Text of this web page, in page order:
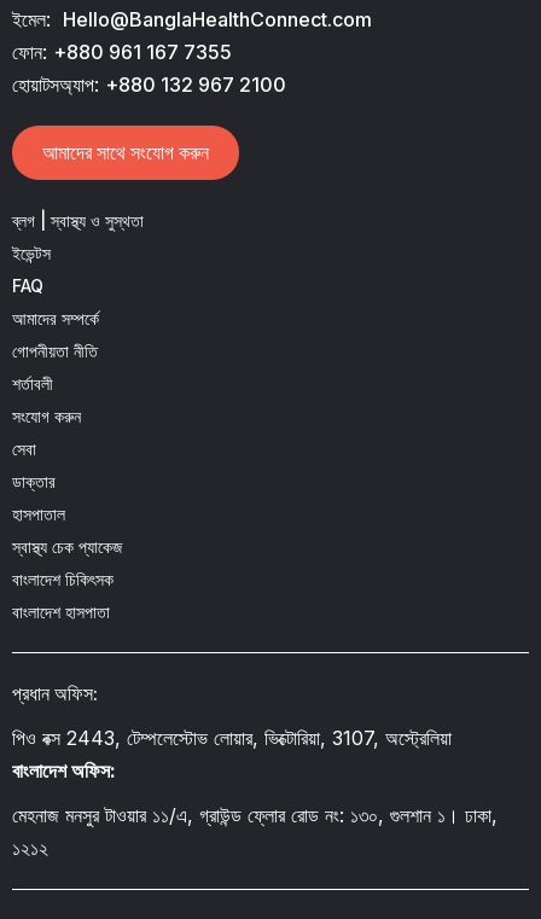
ইমেল: Hello@BanglaHealthConnect.com
ফোন: +880 961 167 7355
হোয়াটসঅ্যাপ: +880 132 967 2100
আমাদের সাথে সংযোগ করুন
ব্লগ | স্বাস্থ্য ও সুস্থতা
ইভেন্টস
FAQ
আমাদের সম্পর্কে
গোপনীয়তা নীতি
শর্তাবলী
সংযোগ করুন
সেবা
ডাক্তার
হাসপাতাল
স্বাস্থ্য চেক প্যাকেজ
বাংলাদেশ চিকিৎসক
বাংলাদেশ হাসপাতা
প্রধান অফিস:
পিও বক্স 2443, টেম্পলেস্টোভ লোয়ার, ভিক্টোরিয়া, 3107, অস্ট্রেলিয়া
বাংলাদেশ অফিস:
মেহনাজ মনসুর টাওয়ার ১১/এ, গ্রাউন্ড ফ্লোর রোড নং: ১৩০, গুলশান ১। ঢাকা,
১২১২